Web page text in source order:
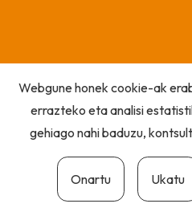
Webgune honek cookie-ak
errazteko eta analisi
gehiago nahi baduzu,
Onartu Ukatu